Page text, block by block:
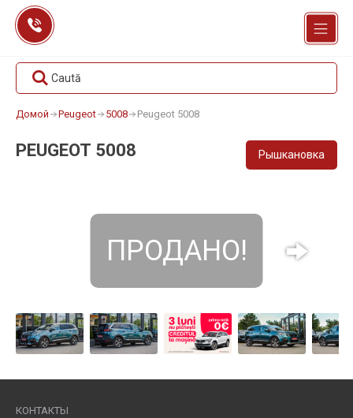
Перейти
содержанию
Caută
Домой Peugeot 5008 Peugeot 5008
PEUGEOT 5008 Рышкановка
ПРОДАНО!
КОНТАКТЫ